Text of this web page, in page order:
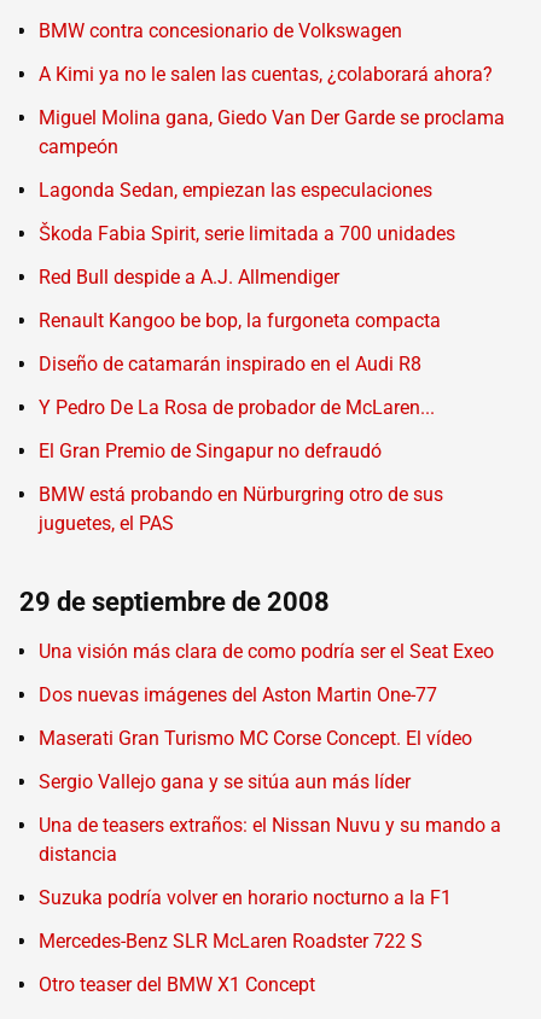
BMW contra concesionario de Volkswagen
A Kimi ya no le salen las cuentas, ¿colaborará ahora?
Miguel Molina gana, Giedo Van Der Garde se proclama
campeón
Lagonda Sedan, empiezan las especulaciones
Škoda Fabia Spirit, serie limitada a 700 unidades
Red Bull despide a A.J. Allmendiger
Renault Kangoo be bop, la furgoneta compacta
Diseño de catamarán inspirado en el Audi R8
Y Pedro De La Rosa de probador de McLaren...
El Gran Premio de Singapur no defraudó
BMW está probando en Nürburgring otro de sus
juguetes, el PAS
29 de septiembre de 2008
Una visión más clara de como podría ser el Seat Exeo
Dos nuevas imágenes del Aston Martin One-77
Maserati Gran Turismo MC Corse Concept. El vídeo
Sergio Vallejo gana y se sitúa aun más líder
Una de teasers extraños: el Nissan Nuvu y su mando a
distancia
Suzuka podría volver en horario nocturno a la F1
Mercedes-Benz SLR McLaren Roadster 722 S
Otro teaser del BMW X1 Concept